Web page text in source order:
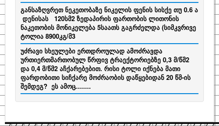
განსაზღვრეთ ნეკეთობაზე ნიკელის ფენის სისქე თუ 0.6 ა
დენისას 120სმ2 ზედაპირის ფართობის ლითონის
ნაკეთობის მონიკელება 5საათს გაგრძელდა (სიმკვრივე
ტოლია 8900კგ/მ3
უძრავი სხეულები ერთდროულად ამოძრავდა
ურთიერთმართობულ წრფივ ტრაექტორიებზე 0,3 მ/წმ2
და 0,4 მ/წმ2 აჩქარებებით. რისი ტოლი იქნება მათი
ფარდობითი სიჩქარე მოძრაობის დაწყებიდან 20 წმ-ის
შემდეგ? ეს ამოც........